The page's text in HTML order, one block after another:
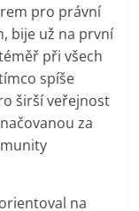
rem pro právní
bije už na první
při všech
spíše
širší veřejnost
za
na